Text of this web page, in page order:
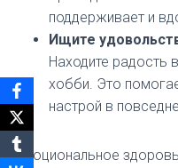
поддерживает и
Ищите
Находите радость
хобби. Это
настрой в
Эмоциональное